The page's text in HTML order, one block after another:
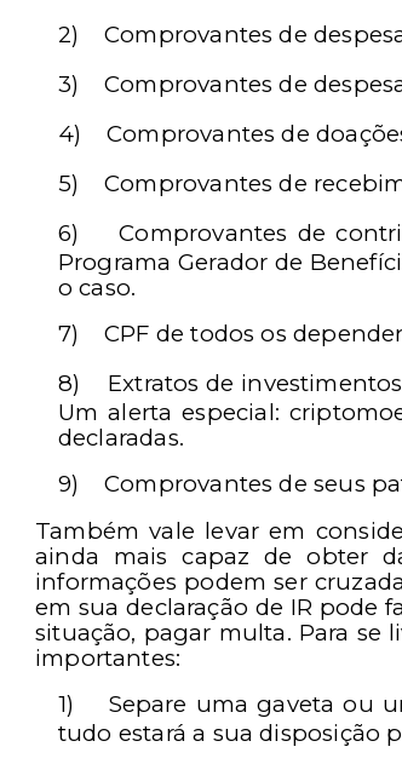
2)
Comprovantes de
3)
Comprovantes de
4)
Comprovantes de
5)
Comprovantes de
6)
Comprovantes de
Programa Gerador de
o caso.
7)
CPF de todos os
8)
Extratos de
Um alerta especial:
declaradas.
9)
Comprovantes de seus
Também vale levar em
ainda mais capaz de obter
informações podem ser
em sua declaração de IR pode
situação, pagar multa. Para se
importantes:
1)
Separe uma gaveta ou
tudo estará a sua disposição